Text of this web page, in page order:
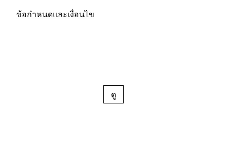
ข้อกำหนดและเงื่อนไข
ดู